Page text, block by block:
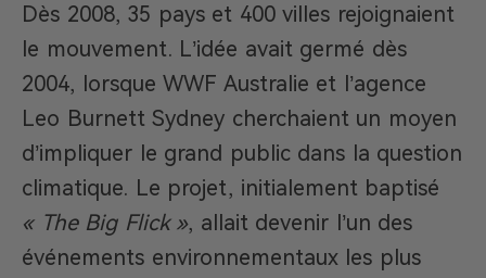
Dès 2008, 35 pays et 400 villes rejoignaient
le mouvement. L’idée avait germé dès
2004, lorsque WWF Australie et l’agence
Leo Burnett Sydney cherchaient un moyen
d’impliquer le grand public dans la question
climatique. Le projet, initialement baptisé
« The Big Flick », allait devenir l’un des
événements environnementaux les plus